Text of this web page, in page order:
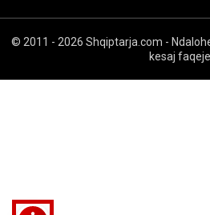
© 2011 - 2026 Shqiptarja.com -
kesaj faqeje